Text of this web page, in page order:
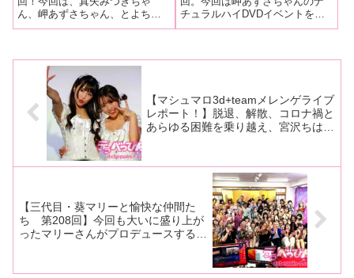
の３周年記念ライブ！ 衝
撃の発表も……
ん、岬あずさちゃん、とよちゃ
んが自由きままに歌って踊って
ラッシュの３年目に記念ライ
ブ！ 衝撃の発表も……■マリー
さんの今までの連
量画像でレポート！
チュラルハイDVDイベントを大
量画像でレポート！■マリーさん
【マシュマロ3d+teamメレンゲライブ
レポート！】脱退、解散、コロナ禍と
あらゆる困難を乗り越え、宮沢ちはる
【三代目・葵マリーと愉快な仲間た
ち 第208回】今回も大いに盛り上が
ったマリーさんがプロデュースする名